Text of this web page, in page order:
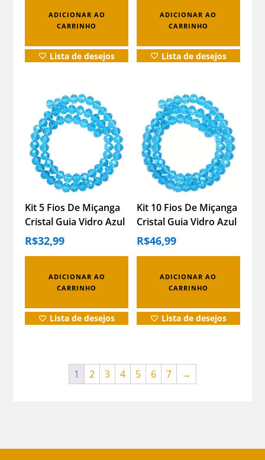
ADICIONAR AO
CARRINHO
Lista de desejos
ADICIONAR AO
CARRINHO
Lista de desejos
Kit 5 Fios De Miçanga
Cristal Guia Vidro Azul
Claro – 8mm Azul-
claro 4 Cm 8 Mm
R$32,99
ADICIONAR AO
CARRINHO
Lista de desejos
Kit 10 Fios De Miçanga
Cristal Guia Vidro Azul
Claro – 8mm Azul-
claro 4 Cm 8 Mm
R$46,99
ADICIONAR AO
CARRINHO
Lista de desejos
1 2 3 4 5 6 7 →